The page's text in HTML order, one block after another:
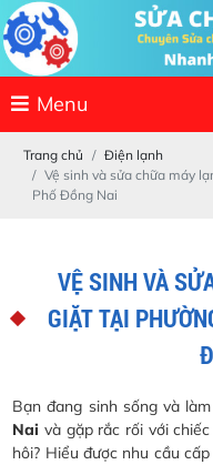
Menu
Trang chủ
Điện lạnh
Vệ sinh và sửa chữa máy
Phố Đồng Nai
VỆ SINH VÀ
GIẶT TẠI
Bạn đang sinh sống và
Nai và gặp rắc rối với
hôi? Hiểu được nhu cầu